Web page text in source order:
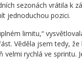
sezonách vrátila k
jednoduchou pozici.
limitu,“
Věděla jsem tedy, že
rychlá ve sprintu.